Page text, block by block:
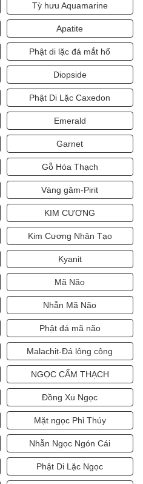
Tỳ hưu Aquamarine
Apatite
Phật di lặc đá mắt hổ
Diopside
Phật Di Lặc Caxedon
Emerald
Garnet
Gỗ Hóa Thạch
Vàng găm-Pirit
KIM CƯƠNG
Kim Cương Nhân Tạo
Kyanit
Mã Não
Nhẫn Mã Não
Phật đá mã não
Malachit-Đá lông công
NGỌC CẨM THẠCH
Đồng Xu Ngọc
Mặt ngọc Phỉ Thúy
Nhẫn Ngọc Ngón Cái
Phật Di Lặc Ngọc